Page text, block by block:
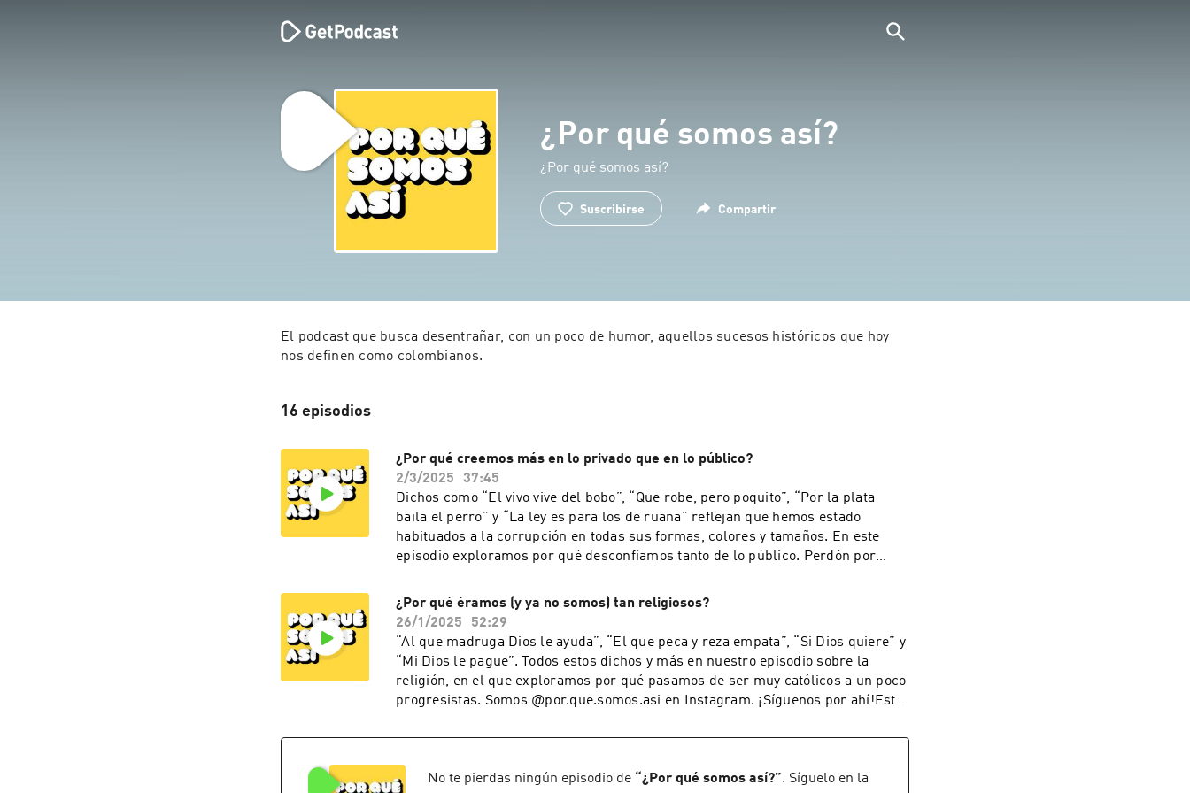
¿Por qué somos así?
¿Por qué somos así?
Suscribirse Compartir
El podcast que busca desentrañar, con un poco de humor, aquellos sucesos históricos que hoy
nos definen como colombianos.
16 episodios
¿Por qué creemos más en lo privado que en lo público?
2/3/2025
37:45
Dichos como “El vivo vive del bobo”, “Que robe, pero poquito”, “Por la plata
baila el perro” y “La ley es para los de ruana” reflejan que hemos estado
habituados a la corrupción en todas sus formas, colores y tamaños. En este
episodio exploramos por qué desconfiamos tanto de lo público. Perdón por
@por.que.somos.asi en Instagram. ¡Síguenos por ahí!Esta investigación fue
hecha por Manuela Parra Echeverri, Sara Botero, Nicolás Vela y María Emilia
Gouffray, de la Fundación Nerds de la Historia.El guión fue escrito por
Sebastián Castaño y María Paulina Baena.Las voces de este capítulo fueron
hechas por Sebastián Castaño.El diseño sonoro y la edición es de Lorenzo
Caballero. Si quieres saber más de este tema te recomendamos esta
FERENCIA%20ESCOLAR/2%20BIBLIOTECA%20BASICA%20COLOMBIANA/El-
¿Por qué éramos (y ya no somos) tan religiosos?
26/1/2025
52:29
“Al que madruga Dios le ayuda”, “El que peca y reza empata”, “Si Dios quiere” y
“Mi Dios le pague”. Todos estos dichos y más en nuestro episodio sobre la
religión, en el que exploramos por qué pasamos de ser muy católicos a un poco
progresistas. Somos @por.que.somos.asi en Instagram. ¡Síguenos por ahí!Esta
Almeida y María Emilia Gouffray, de la Fundación Nerds de la Historia.El guión
capítulo fueron hechas por Sebastián Castaño.El diseño sonoro y la edición es
No te pierdas ningún episodio de “¿Por qué somos así?”. Síguelo en la